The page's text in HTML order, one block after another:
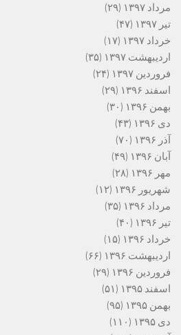
مرداد ۱۳۹۷
(۲۹)
تیر ۱۳۹۷
(۴۷)
خرداد ۱۳۹۷
(۱۷)
اردیبهشت ۱۳۹۷
(۳۵)
فروردین ۱۳۹۷
(۲۴)
اسفند ۱۳۹۶
(۲۹)
بهمن ۱۳۹۶
(۳۰)
دی ۱۳۹۶
(۴۳)
آذر ۱۳۹۶
(۷۰)
آبان ۱۳۹۶
(۴۹)
مهر ۱۳۹۶
(۲۸)
شهریور ۱۳۹۶
(۱۲)
مرداد ۱۳۹۶
(۳۵)
تیر ۱۳۹۶
(۴۰)
خرداد ۱۳۹۶
(۱۵)
اردیبهشت ۱۳۹۶
(۶۶)
فروردین ۱۳۹۶
(۲۹)
اسفند ۱۳۹۵
(۵۱)
بهمن ۱۳۹۵
(۹۵)
دی ۱۳۹۵
(۱۱۰)